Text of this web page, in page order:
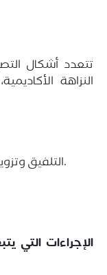
تتعدد أشكال
النزاهة
التلفيق وتزوير المعلومات في التقارير أو التواقيع.
الإجراءات التي